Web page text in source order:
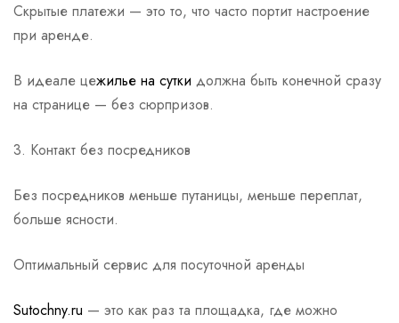
Скрытые платежи — это то, что часто портит настроение
при аренде.
В идеале цежилье на сутки должна быть конечной сразу
на странице — без сюрпризов.
3. Контакт без посредников
Без посредников меньше путаницы, меньше переплат,
больше ясности.
Оптимальный сервис для посуточной аренды
Sutochny.ru — это как раз та площадка, где можно